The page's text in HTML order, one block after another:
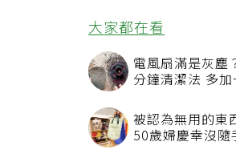
大家都在看
電風扇滿是灰塵
被認為無用的東
50歲婦慶幸沒